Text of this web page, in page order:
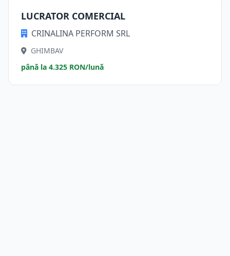
LUCRATOR COMERCIAL
CRINALINA PERFORM SRL
GHIMBAV
până la 4.325 RON/lună